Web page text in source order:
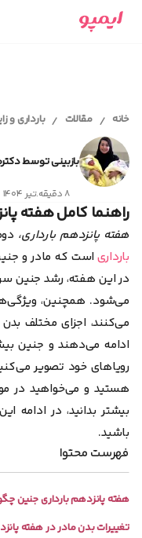
پریود و پیشگیری
اقدام به بارداری
شیردهی
همدلی
ابزارهای آنلاین
محاسبه سن بارداری و تقویم
تست حاملگی آنلاین
محاسبه آنلاین تخمک گذاری
محاسبه آنلاین سیکل
ابزار انتخاب اسم دختر
ابزار انتخاب اسم پسر
تست ژنتیک قبل از بارداری
مجله سلامت
اقدام به بارداری
بارداری و زایمان
پیشگیری از بارداری
پریود و قاعدگی
سکس‌تراپی
روانشناسی
سلامت بانوان
سلامت آقایان
همدلی و رابطه عاطفی
بیماری‌ها
خودمراقبتی
کلینیک سلامت
ایمپو آقایان
خانه / مقالات / بارداری و
بازبینی توسط
۸ دقیقه .تیر ۱۴۰۴
راهنما کامل هفته
هفته پانزدهم بارداری،
بارداریاست که مادر و
در این هفته، رشد جنین
می‌شود. همچنین،
می‌کنند، اجزای مختلف
ادامه می‌دهند و جنین
رویاهای خود تصویر
هستید و می‌خواهید در
بیشتر بدانید، در ادامه
باشید.
فهرست محتوا
هفته پانزدهم بارداری جنین
تغییرات بدن مادر در هفته